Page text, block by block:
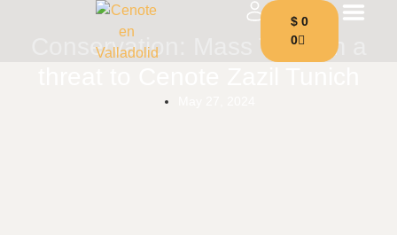
$ 0
0
Conservation: Mass Tourism a